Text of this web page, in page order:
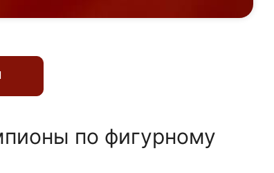
по фигурному